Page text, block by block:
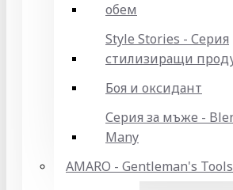
обем
Style Stories - Серия
стилизиращи
Боя и оксидант
Серия за мъже -
Many
AMARO - Gentleman's Tools